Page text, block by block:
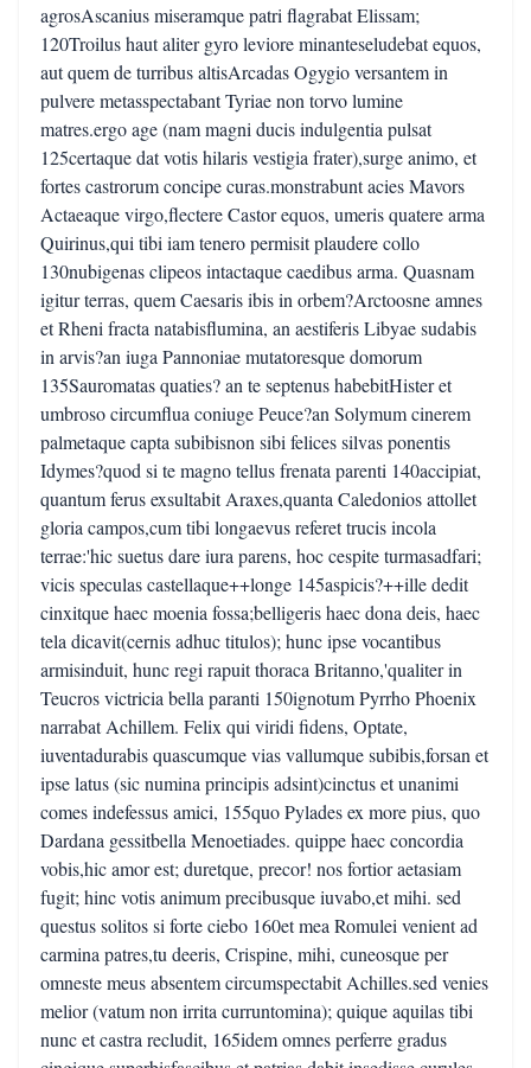
agrosAscanius miseramque patri flagrabat Elissam;
120Troilus haut aliter gyro leviore minanteseludebat equos,
aut quem de turribus altisArcadas Ogygio versantem in
pulvere metasspectabant Tyriae non torvo lumine
matres.ergo age (nam magni ducis indulgentia pulsat
125certaque dat votis hilaris vestigia frater),surge animo, et
fortes castrorum concipe curas.monstrabunt acies Mavors
Actaeaque virgo,flectere Castor equos, umeris quatere arma
Quirinus,qui tibi iam tenero permisit plaudere collo
130nubigenas clipeos intactaque caedibus arma. Quasnam
igitur terras, quem Caesaris ibis in orbem?Arctoosne amnes
et Rheni fracta natabisflumina, an aestiferis Libyae sudabis
in arvis?an iuga Pannoniae mutatoresque domorum
135Sauromatas quaties? an te septenus habebitHister et
umbroso circumflua coniuge Peuce?an Solymum cinerem
palmetaque capta subibisnon sibi felices silvas ponentis
Idymes?quod si te magno tellus frenata parenti 140accipiat,
quantum ferus exsultabit Araxes,quanta Caledonios attollet
gloria campos,cum tibi longaevus referet trucis incola
terrae:'hic suetus dare iura parens, hoc cespite turmasadfari;
vicis speculas castellaque++longe 145aspicis?++ille dedit
cinxitque haec moenia fossa;belligeris haec dona deis, haec
tela dicavit(cernis adhuc titulos); hunc ipse vocantibus
armisinduit, hunc regi rapuit thoraca Britanno,'qualiter in
Teucros victricia bella paranti 150ignotum Pyrrho Phoenix
narrabat Achillem. Felix qui viridi fidens, Optate,
iuventadurabis quascumque vias vallumque subibis,forsan et
ipse latus (sic numina principis adsint)cinctus et unanimi
comes indefessus amici, 155quo Pylades ex more pius, quo
Dardana gessitbella Menoetiades. quippe haec concordia
vobis,hic amor est; duretque, precor! nos fortior aetasiam
fugit; hinc votis animum precibusque iuvabo,et mihi. sed
questus solitos si forte ciebo 160et mea Romulei venient ad
carmina patres,tu deeris, Crispine, mihi, cuneosque per
omneste meus absentem circumspectabit Achilles.sed venies
melior (vatum non irrita curruntomina); quique aquilas tibi
nunc et castra recludit, 165idem omnes perferre gradus